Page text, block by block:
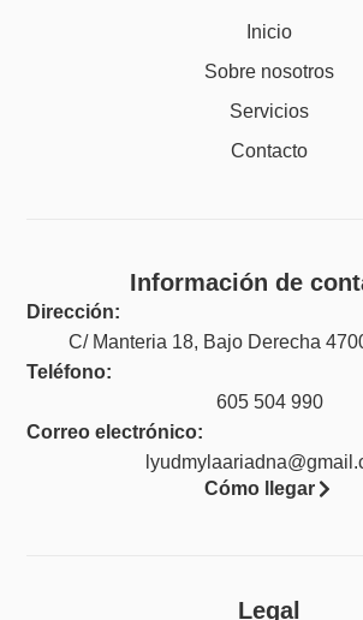
Inicio
Sobre nosotros
Servicios
Contacto
Información de
Dirección:
C/ Manteria 18, Bajo Derecha
Teléfono:
605 504 990
Correo electrónico:
Cómo llegar
Legal